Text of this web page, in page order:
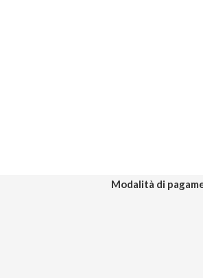
Modalità di